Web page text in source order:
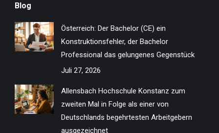
opens
in
new
window
in
new
window
in
new
window
new
window
new
window
new
window
new
window
new
window
Blog
Österreich: Der Bachelor (CE) ein
Konstruktionsfehler, der Bachelor
Professional das gelungenes Gegenstück
Juli 27, 2026
Allensbach Hochschule Konstanz zum
zweiten Mal in Folge als einer von
Deutschlands begehrtesten Arbeitgebern
ausgezeichnet